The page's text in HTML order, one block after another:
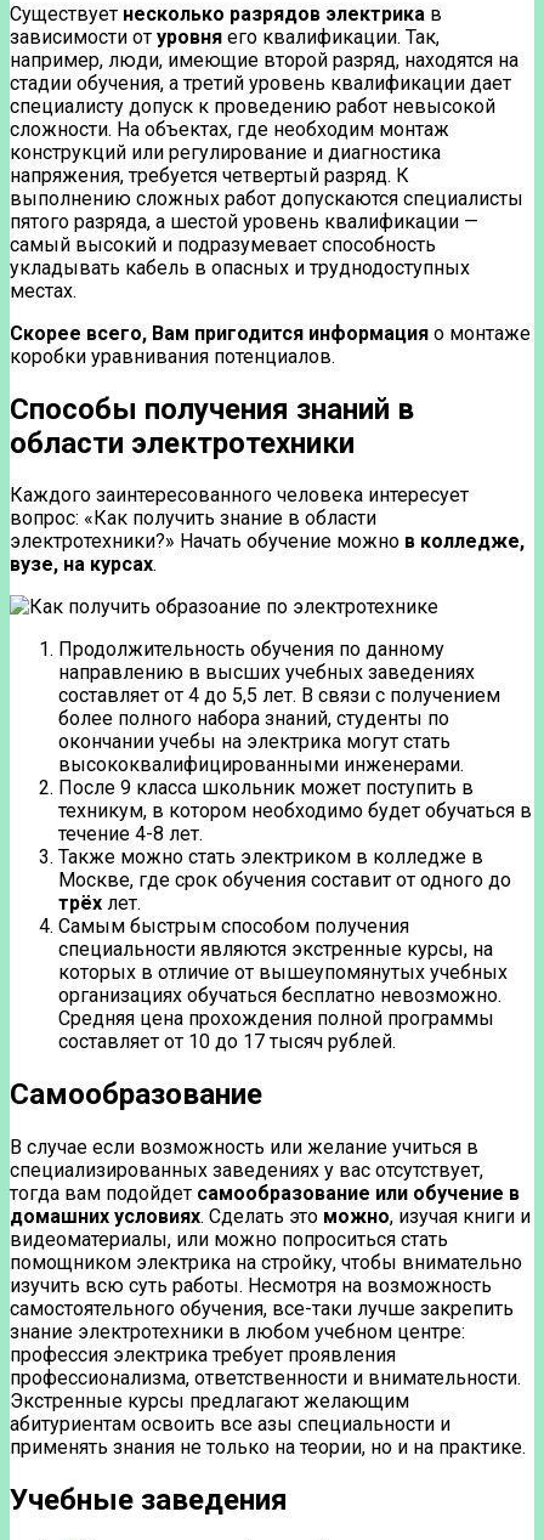
Существует несколько разрядов электрика в
зависимости от уровня его квалификации. Так,
например, люди, имеющие второй разряд, находятся на
стадии обучения, а третий уровень квалификации дает
специалисту допуск к проведению работ невысокой
сложности. На объектах, где необходим монтаж
конструкций или регулирование и диагностика
напряжения, требуется четвертый разряд. К
выполнению сложных работ допускаются специалисты
пятого разряда, а шестой уровень квалификации —
самый высокий и подразумевает способность
укладывать кабель в опасных и труднодоступных
местах.
Скорее всего, Вам пригодится информация о монтаже
коробки уравнивания потенциалов.
Способы получения знаний в
области электротехники
Каждого заинтересованного человека интересует
вопрос: «Как получить знание в области
электротехники?» Начать обучение можно в колледже,
вузе, на курсах.
Продолжительность обучения по данному
направлению в высших учебных заведениях
составляет от 4 до 5,5 лет. В связи с получением
более полного набора знаний, студенты по
окончании учебы на электрика могут стать
высококвалифицированными инженерами.
После 9 класса школьник может поступить в
техникум, в котором необходимо будет обучаться в
течение 4-8 лет.
Также можно стать электриком в колледже в
Москве, где срок обучения составит от одного до
трёх лет.
Самым быстрым способом получения
специальности являются экстренные курсы, на
которых в отличие от вышеупомянутых учебных
организациях обучаться бесплатно невозможно.
Средняя цена прохождения полной программы
составляет от 10 до 17 тысяч рублей.
Самообразование
В случае если возможность или желание учиться в
специализированных заведениях у вас отсутствует,
тогда вам подойдет самообразование или обучение в
домашних условиях. Сделать это можно, изучая книги и
видеоматериалы, или можно попроситься стать
помощником электрика на стройку, чтобы внимательно
изучить всю суть работы. Несмотря на возможность
самостоятельного обучения, все-таки лучше закрепить
знание электротехники в любом учебном центре:
профессия электрика требует проявления
профессионализма, ответственности и внимательности.
Экстренные курсы предлагают желающим
абитуриентам освоить все азы специальности и
применять знания не только на теории, но и на практике.
Учебные заведения